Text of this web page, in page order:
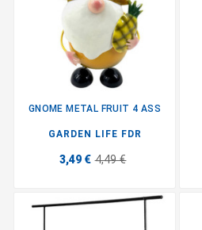
GNOME METAL FRUIT 4 ASS
GARDEN LIFE FDR
3,49 € 4,49 €